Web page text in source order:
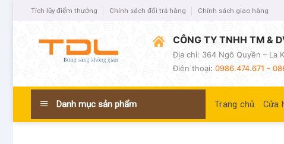
Tích lũy điểm thưởng Chính sách đổi trả hàng Chính sách giao hàng
CÔNG TY TNHH TM &
Địa chỉ: 364 Ngô Quyền – La
Điện thoại: 0986.474.671 -
Danh mục sản phẩm Trang chủ Cửa